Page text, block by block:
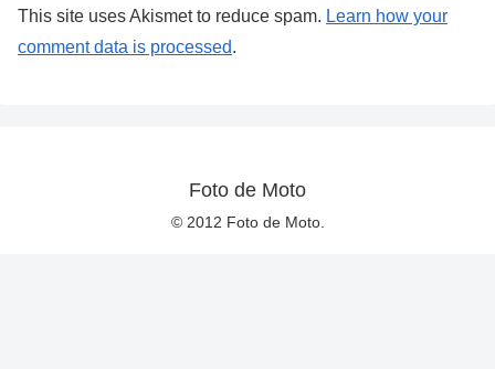
This site uses Akismet to reduce spam. Learn how your
comment data is processed.
Foto de Moto
© 2012 Foto de Moto.